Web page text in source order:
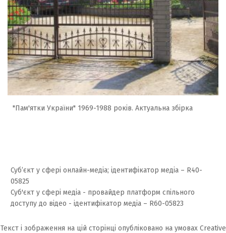
"Пам'ятки України" 1969-1988 років. Актуальна збірка
Суб’єкт у сфері онлайн-медіа; ідентифікатор медіа – R40-
05825
Суб'єкт у сфері медіа - провайдер платформ спільного
доступу до відео - ідентифікатор медіа – R60-05823
Текст і зображення на цій сторінці опубліковано на умовах Creative